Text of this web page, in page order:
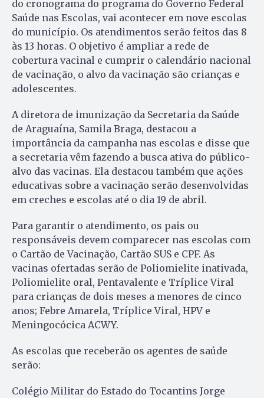
do cronograma do programa do Governo Federal
Saúde nas Escolas, vai acontecer em nove escolas
do município. Os atendimentos serão feitos das 8
às 13 horas. O objetivo é ampliar a rede de
cobertura vacinal e cumprir o calendário nacional
de vacinação, o alvo da vacinação são crianças e
adolescentes.
A diretora de imunização da Secretaria da Saúde
de Araguaína, Samila Braga, destacou a
importância da campanha nas escolas e disse que
a secretaria vêm fazendo a busca ativa do público-
alvo das vacinas. Ela destacou também que ações
educativas sobre a vacinação serão desenvolvidas
em creches e escolas até o dia 19 de abril.
Para garantir o atendimento, os pais ou
responsáveis devem comparecer nas escolas com
o Cartão de Vacinação, Cartão SUS e CPF. As
vacinas ofertadas serão de Poliomielite inativada,
Poliomielite oral, Pentavalente e Tríplice Viral
para crianças de dois meses a menores de cinco
anos; Febre Amarela, Tríplice Viral, HPV e
Meningocócica ACWY.
As escolas que receberão os agentes de saúde
serão:
Colégio Militar do Estado do Tocantins Jorge